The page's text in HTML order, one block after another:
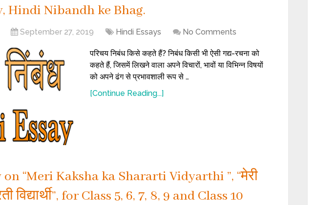
Hindi Nibandh ke Bhag.
September 27, 2019 Hindi Essays No Comments
परिचय निबंध किसे कहते हैं? निबंध किसी भी ऐसी गद्य-रचना को
कहते हैं, जिसमें लिखने वाला अपने विचारों, भावों या विभिन्न विषयों
को अपने ढंग से प्रभावशाली रूप से …
[Continue Reading...]
“Meri Kaksha ka Shararti Vidyarthi ”, “मेरी
विद्यार्थी”, for Class 5, 6, 7, 8, 9 and Class 10